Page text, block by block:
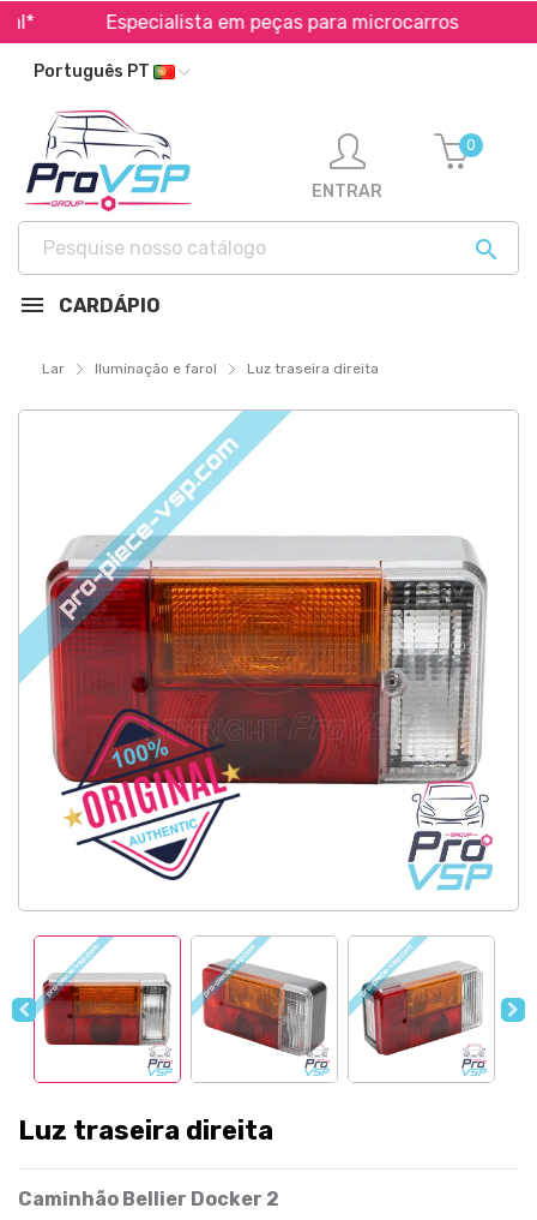
Especialista em peças para microcarros
Português PT

ENTRAR
0
CARDÁPIO
Lar Iluminação e farol Luz traseira direita
Luz traseira direita
Caminhão Bellier Docker 2